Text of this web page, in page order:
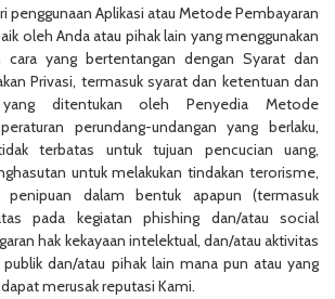
penggunaan Aplikasi atau Metode Pembayaran
oleh Anda atau pihak lain yang menggunakan
cara yang bertentangan dengan Syarat dan
Privasi, termasuk syarat dan ketentuan dan
ditentukan oleh Penyedia Metode
perundang-undangan yang berlaku,
terbatas untuk tujuan pencucian uang,
untuk melakukan tindakan terorisme,
penipuan dalam bentuk apapun (termasuk
pada kegiatan phishing dan/atau social
hak kekayaan intelektual, dan/atau aktivitas
dan/atau pihak lain mana pun atau yang
merusak reputasi Kami.